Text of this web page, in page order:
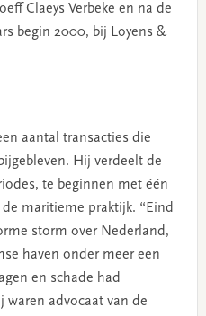
Claeys Verbeke en na de
begin 2000, bij Loyens &
aantal transacties die
Hij verdeelt de
te beginnen met één
maritieme praktijk. “Eind
storm over Nederland,
haven onder meer een
en schade had
waren advocaat van de